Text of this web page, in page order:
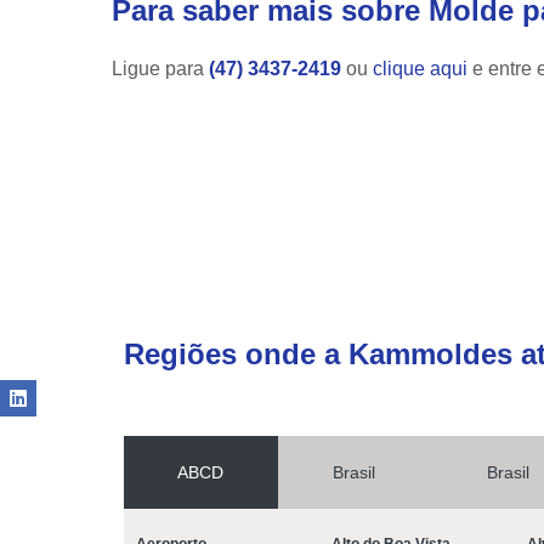
Para saber mais sobre Molde
Ligue para (47) 3437-2419 ou clique aqui e entre
Regiões onde a Kammoldes
ABCD Brasil Brasil